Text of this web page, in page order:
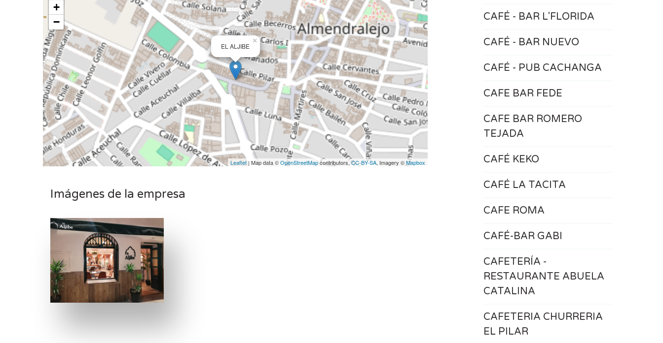
EL ALJIBE
×
+
−
Leaflet | Map data ©OpenStreetMapcontributors,CC-BY-SA, Imagery ©Mapbox
Imágenes de la empresa
CAFÉ - BAR L'FLORIDA
CAFÉ - BAR NUEVO
CAFÉ - PUB CACHANGA
CAFE BAR FEDE
CAFE BAR ROMERO
TEJADA
CAFÉ KEKO
CAFÉ LA TACITA
CAFE ROMA
CAFÉ-BAR GABI
CAFETERÍA -
RESTAURANTE ABUELA
CATALINA
CAFETERIA CHURRERIA
EL PILAR